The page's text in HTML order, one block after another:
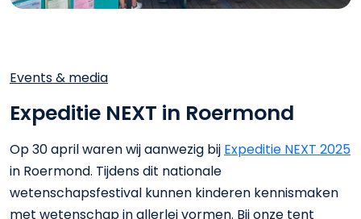
Events & media
Expeditie NEXT in Roermond
Op 30 april waren wij aanwezig bij Expeditie NEXT 2025
in Roermond. Tijdens dit nationale
wetenschapsfestival kunnen kinderen kennismaken
met wetenschap in allerlei vormen. Bij onze tent